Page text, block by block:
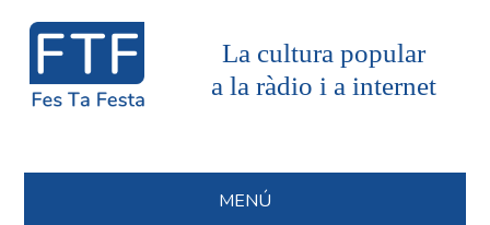
La cultura popular
a la ràdio i a internet
MENÚ